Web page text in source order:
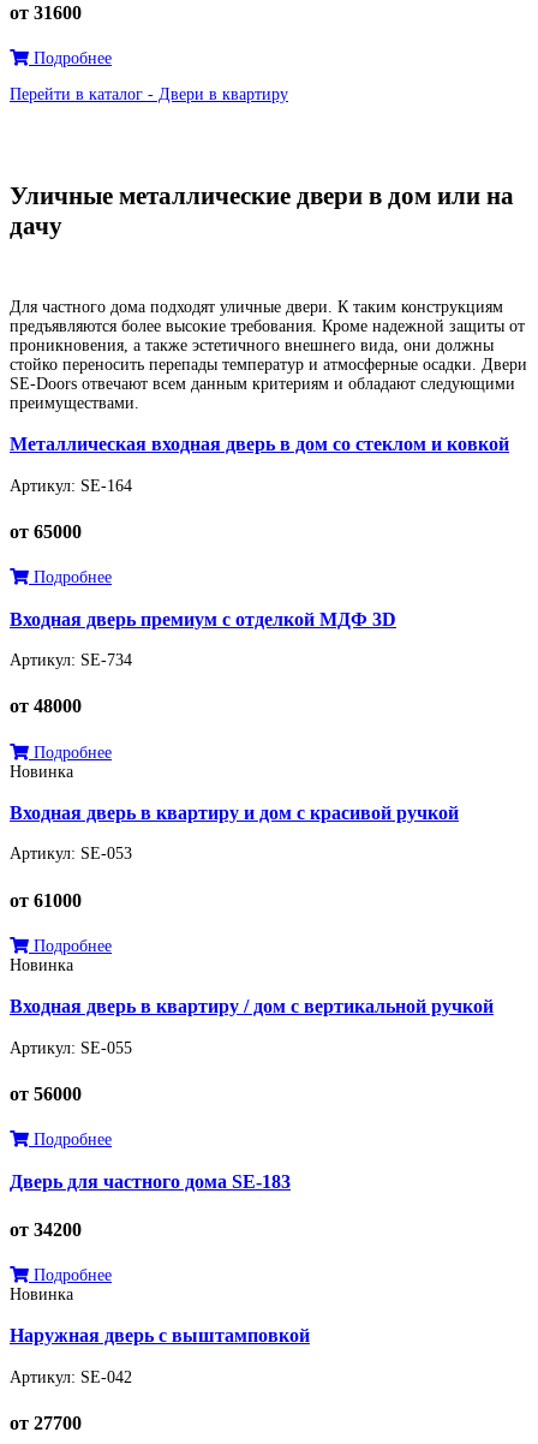
от 31600
Подробнее
Перейти в каталог - Двери в квартиру
Уличные металлические двери в дом или на
дачу
Для частного дома подходят уличные двери. К таким конструкциям
предъявляются более высокие требования. Кроме надежной защиты от
проникновения, а также эстетичного внешнего вида, они должны
стойко переносить перепады температур и атмосферные осадки. Двери
SE-Doors отвечают всем данным критериям и обладают следующими
преимуществами.
Металлическая входная дверь в дом со стеклом и ковкой
Артикул: SE-164
от 65000
Подробнее
Входная дверь премиум с отделкой МДФ 3D
Артикул: SE-734
от 48000
Подробнее
Новинка
Входная дверь в квартиру и дом с красивой ручкой
Артикул: SE-053
от 61000
Подробнее
Новинка
Входная дверь в квартиру / дом с вертикальной ручкой
Артикул: SE-055
от 56000
Подробнее
Дверь для частного дома SE-183
от 34200
Подробнее
Новинка
Наружная дверь с выштамповкой
Артикул: SE-042
от 27700